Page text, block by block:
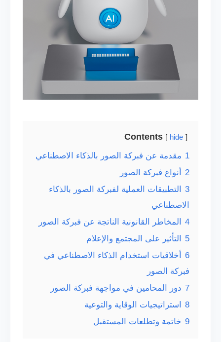
Contents hide
1 مقدمة عن فبركة الصور بالذكاء الاصطناعي
2
أنواع فبركة الصور
3
التطبيقات العملية لفبركة الصور بالذكاء
الاصطناعي
4
المخاطر القانونية الناتجة عن فبركة الصور
5
التأثير على المجتمع والإعلام
6
أخلاقيات استخدام الذكاء الاصطناعي في
فبركة الصور
7 دور المحامين في مواجهة فبركة الصور
8
استراتيجيات الوقاية والتوعية
9 خاتمة وتطلعات المستقبل